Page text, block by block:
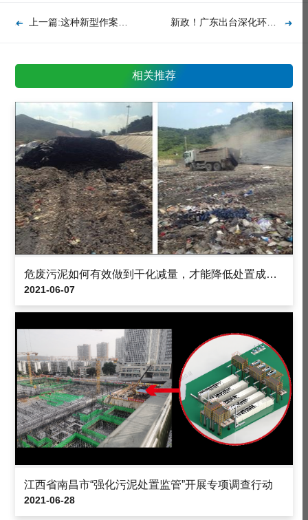
相关推荐
危废污泥如何有效做到干化减量，才能降低处置成本？
2021-06-07
江西省南昌市“强化污泥处置监管”开展专项调查行动
2021-06-28